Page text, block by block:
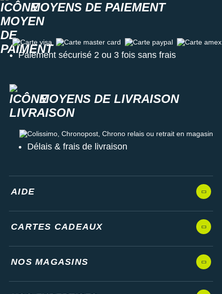
MOYENS DE PAIEMENT
Carte visa Carte master card Carte paypal Carte amex
Paiement sécurisé 2 ou 3 fois sans frais
MOYENS DE LIVRAISON
Colissimo, Chronopost, Chrono relais ou retrait en magasin
Délais & frais de livraison
AIDE
CARTES CADEAUX
NOS MAGASINS